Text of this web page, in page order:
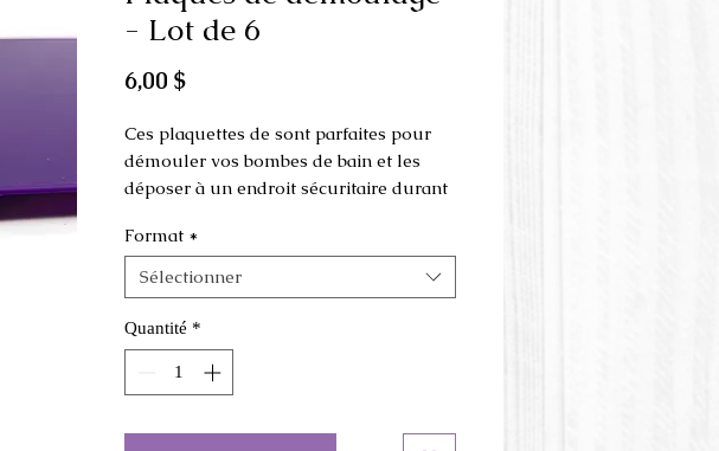
- Lot de 6
6,00 $Prix
Ces plaquettes de sont parfaites pour
démouler vos bombes de bain et les
déposer à un endroit sécuritaire durant
Dimensions:
Régulier: 4'' (10 cm)
Large: 5'' (12.5 cm)
Las couleurs des plaquettes peuvent
Format *
Sélectionner
Quantité *